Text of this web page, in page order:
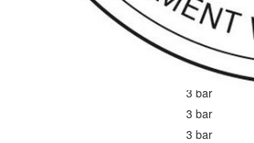
5 bar
5 bar
5 bar
5 bar
3 bar
3 bar
3 bar